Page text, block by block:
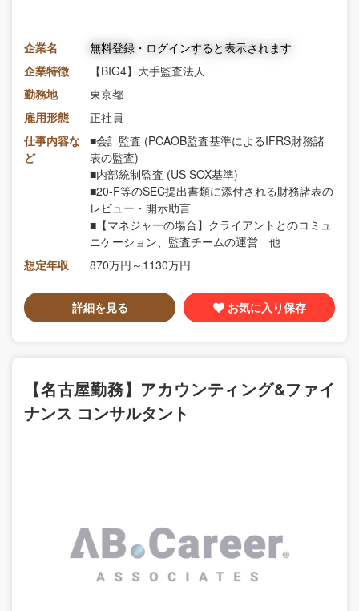
企業名
無料登録・ログインすると表示されます
企業特徴
【BIG4】大手監査法人
勤務地
東京都
雇用形態
正社員
仕事内容な
ど
■会計監査 (PCAOB監査基準によるIFRS財務諸
表の監査)
■内部統制監査 (US SOX基準)
■20-F等のSEC提出書類に添付される財務諸表の
レビュー・開示助言
■【マネジャーの場合】クライアントとのコミュ
ニケーション、監査チームの運営 他
想定年収
870万円～1130万円
詳細を見る お気に入り保存
【名古屋勤務】アカウンティング&ファイ
ナンス コンサルタント